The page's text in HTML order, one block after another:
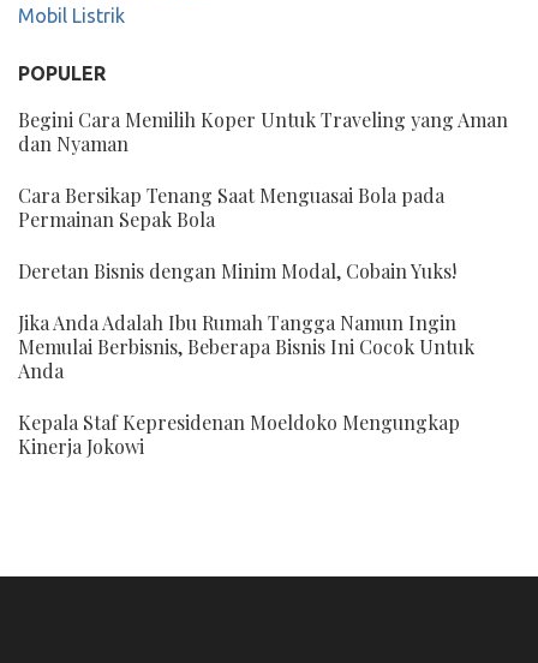
Mobil Listrik
POPULER
Begini Cara Memilih Koper Untuk Traveling yang Aman
dan Nyaman
Cara Bersikap Tenang Saat Menguasai Bola pada
Permainan Sepak Bola
Deretan Bisnis dengan Minim Modal, Cobain Yuks!
Jika Anda Adalah Ibu Rumah Tangga Namun Ingin
Memulai Berbisnis, Beberapa Bisnis Ini Cocok Untuk
Anda
Kepala Staf Kepresidenan Moeldoko Mengungkap
Kinerja Jokowi